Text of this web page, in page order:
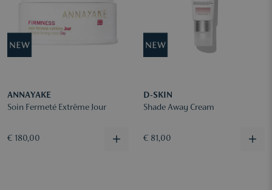
ANNAYAKE
Soin Fermeté Extrême Jour
€ 180,00
D-SKIN
Shade Away Cream
€ 81,00